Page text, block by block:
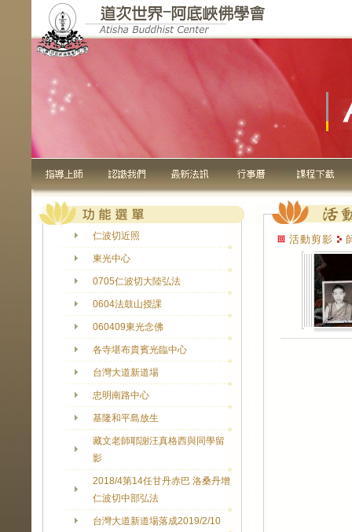
仁波切近照
東光中心
0705仁波切大陸弘法
0604法鼓山授課
060409東光念佛
各寺堪布貴賓光臨中心
台灣大道新道場
忠明南路中心
基隆和平島放生
藏文老師耶謝汪真格西與同學留
影
2018/4第14任甘丹赤巴 洛桑丹增
仁波切中部弘法
台灣大道新道場落成2019/2/10
活動剪影